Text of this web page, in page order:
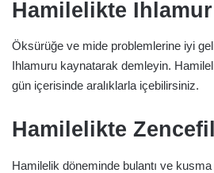
Hamilelikte Ihlamur
Öksürüğe ve mide problemlerine iyi
Ihlamuru kaynatarak demleyin.
gün içerisinde aralıklarla içebilirsiniz.
Hamilelikte Zencefil
Hamilelik döneminde bulantı ve